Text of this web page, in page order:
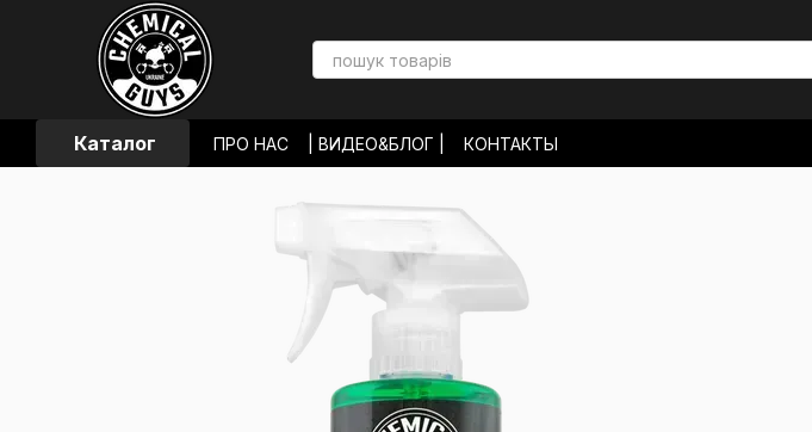
Перейти к основному контенту
Каталог ПРО НАС | ВИДЕО&БЛОГ |
КОНТАКТЫ
ЛОКАЦИИ МАГАЗИНОВ
ОПЛАТА И ДОСТАВКА
НОВОСТИ